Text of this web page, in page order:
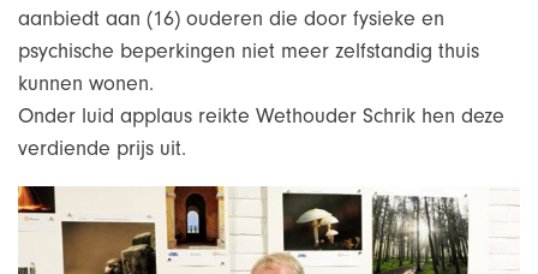
aanbiedt aan (16) ouderen die door fysieke en
psychische beperkingen niet meer zelfstandig thuis
kunnen wonen.
Onder luid applaus reikte Wethouder Schrik hen deze
verdiende prijs uit.